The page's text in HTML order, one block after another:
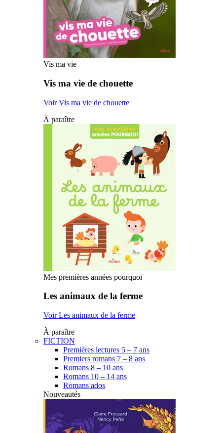
Vis ma vie
Vis ma vie de chouette
Voir Vis ma vie de chouette
À paraître
Mes premières années pourquoi
Les animaux de la ferme
Voir Les animaux de la ferme
À paraître
FICTION
Premières lectures 5 – 7 ans
Premiers romans 7 – 8 ans
Romans 8 – 10 ans
Romans 10 – 14 ans
Romans ados
Nouveautés